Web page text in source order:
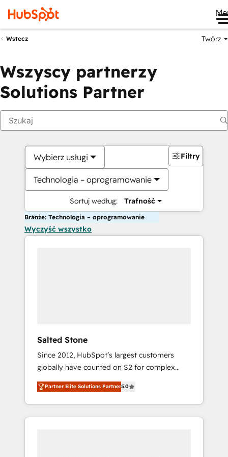
Wstecz Twórz
Wszyscy partnerzy
Solutions Partner
Wybierz usługi
Technologia – oprogramowanie
Sortuj według: Trafność
Filtry
Branże: Technologia – oprogramowanie
Wyczyść wszystko
Salted Stone
Since 2012, HubSpot’s largest customers
globally have counted on S2 for complex
migrations, change management, systems
integration, and creative solutions that
deliver measurable impact and transform
brand experiences As one of the few full-
Partner Elite Solutions Partner5.0